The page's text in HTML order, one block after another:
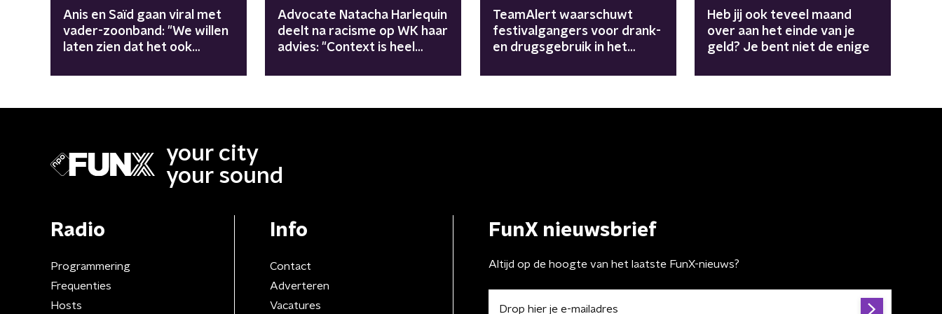
Anis en Saïd gaan viral met
vader-zoonband: "We willen
laten zien dat het ook
Advocate Natacha Harlequin
deelt na racisme op WK haar
advies: "Context is heel
TeamAlert waarschuwt
festivalgangers voor drank-
en drugsgebruik in het
2025"
Heb jij ook teveel maand
over aan het einde van je
geld? Je bent niet de enige
your city
your sound
Radio
Programmering
Frequenties
Hosts
Info
Contact
Adverteren
Vacatures
FunX nieuwsbrief
Altijd op de hoogte van het laatste FunX-nieuws?